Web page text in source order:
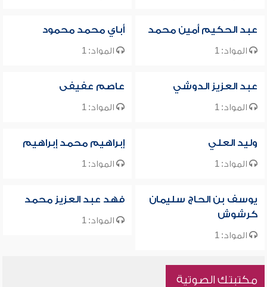
عبد الحكيم أمين محمد
المواد: 1
أباي محمد محمود
المواد: 1
عبد العزيز الدوشي
المواد: 1
عاصم عفيفى
المواد: 1
وليد العلي
المواد: 1
إبراهيم محمد إبراهيم
المواد: 1
يوسف بن الحاج سليمان
كرشوش
المواد: 1
فهد عبد العزيز محمد
المواد: 1
مكتبتك الصوتية